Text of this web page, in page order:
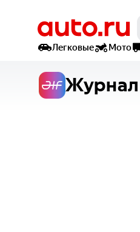
Легковые Мото
Журнал